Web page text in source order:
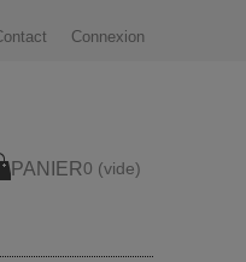
Connexion
PANIER0 (vide)